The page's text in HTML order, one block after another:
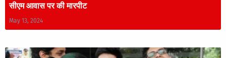
सीएम आवास पर की मारपीट
May 13, 2024